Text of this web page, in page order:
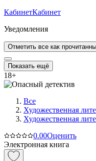
КабинетКабинет
Уведомления
Отметить все как
Показать ещё
18+
Все
Художественная
Художественная
0.00Оценить
Электронная книга